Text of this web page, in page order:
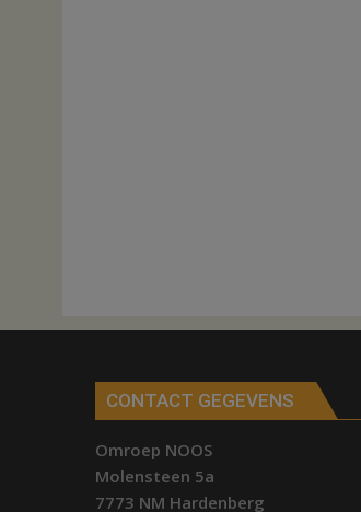
CONTACT GEGEVENS
Omroep NOOS
Molensteen 5a
7773 NM Hardenberg